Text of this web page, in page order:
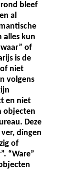
bleef
al
alles kun
of
is de
niet
volgens
en niet
objecten
Deze
dingen
of
“Ware”